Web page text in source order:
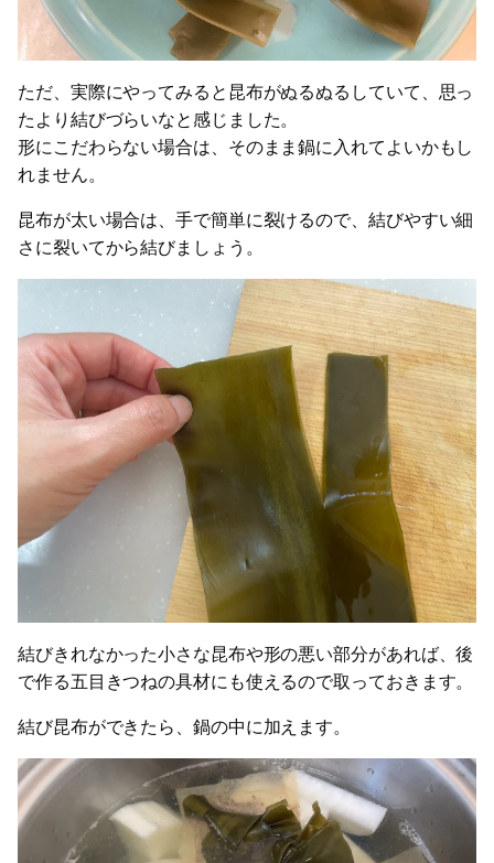
ただ、実際にやってみると昆布がぬるぬるしていて、思っ
たより結びづらいなと感じました。
形にこだわらない場合は、そのまま鍋に入れてよいかもし
れません。
昆布が太い場合は、手で簡単に裂けるので、結びやすい細
さに裂いてから結びましょう。
結びきれなかった小さな昆布や形の悪い部分があれば、後
で作る五目きつねの具材にも使えるので取っておきます。
結び昆布ができたら、鍋の中に加えます。